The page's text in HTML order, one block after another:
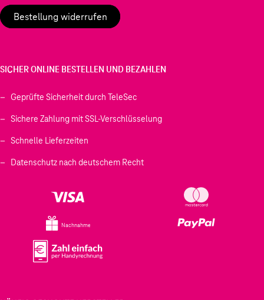
Bestellung widerrufen
SICHER ONLINE BESTELLEN UND BEZAHLEN
Geprüfte Sicherheit durch TeleSec
Sichere Zahlung mit SSL-Verschlüsselung
Schnelle Lieferzeiten
Datenschutz nach deutschem Recht
Nachnahme